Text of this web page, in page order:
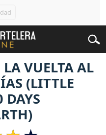
VUELTA AL
(LITTLE
DAYS